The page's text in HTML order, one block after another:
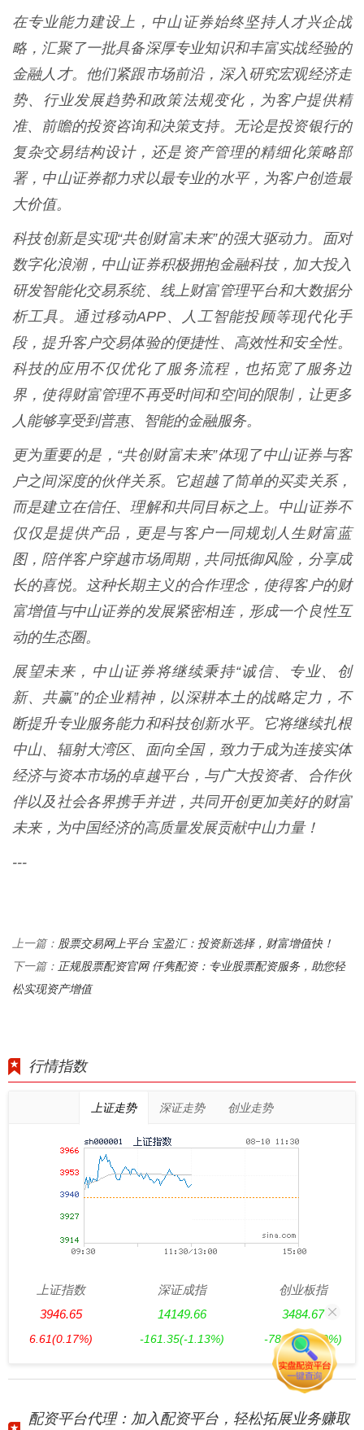
在专业能力建设上，中山证券始终坚持人才兴企战
略，汇聚了一批具备深厚专业知识和丰富实战经验的
金融人才。他们紧跟市场前沿，深入研究宏观经济走
势、行业发展趋势和政策法规变化，为客户提供精
准、前瞻的投资咨询和决策支持。无论是投资银行的
复杂交易结构设计，还是资产管理的精细化策略部
署，中山证券都力求以最专业的水平，为客户创造最
大价值。
科技创新是实现“共创财富未来”的强大驱动力。面对
数字化浪潮，中山证券积极拥抱金融科技，加大投入
研发智能化交易系统、线上财富管理平台和大数据分
析工具。通过移动APP、人工智能投顾等现代化手
段，提升客户交易体验的便捷性、高效性和安全性。
科技的应用不仅优化了服务流程，也拓宽了服务边
界，使得财富管理不再受时间和空间的限制，让更多
人能够享受到普惠、智能的金融服务。
更为重要的是，“共创财富未来”体现了中山证券与客
户之间深度的伙伴关系。它超越了简单的买卖关系，
而是建立在信任、理解和共同目标之上。中山证券不
仅仅是提供产品，更是与客户一同规划人生财富蓝
图，陪伴客户穿越市场周期，共同抵御风险，分享成
长的喜悦。这种长期主义的合作理念，使得客户的财
富增值与中山证券的发展紧密相连，形成一个良性互
动的生态圈。
展望未来，中山证券将继续秉持“诚信、专业、创
新、共赢”的企业精神，以深耕本土的战略定力，不
断提升专业服务能力和科技创新水平。它将继续扎根
中山、辐射大湾区、面向全国，致力于成为连接实体
经济与资本市场的卓越平台，与广大投资者、合作伙
伴以及社会各界携手并进，共同开创更加美好的财富
未来，为中国经济的高质量发展贡献中山力量！
---
上一篇： 股票交易网上平台 宝盈汇：投资新选择，财富增值快！
下一篇： 正规股票配资官网 仟隽配资：专业股票配资服务，助您轻
松实现资产增值
行情指数
上证走势 深证走势 创业走势
上证指数
3946.65
6.61(0.17%)
深证成指
14149.66
-161.35(-1.13%)
创业板指
3484.67
-78.45(-2.20%)
配资平台代理：加入配资平台，轻松拓展业务赚取